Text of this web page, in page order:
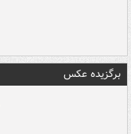
برگزیده عکس